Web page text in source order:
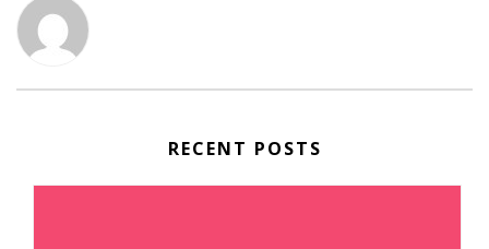
RECENT POSTS